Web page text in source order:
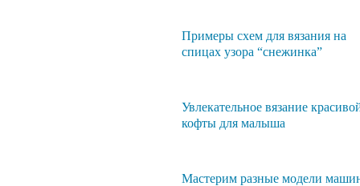
Примеры схем для вязания на
спицах узора “снежинка”
Увлекательное вязание
кофты для малыша
Мастерим разные модели